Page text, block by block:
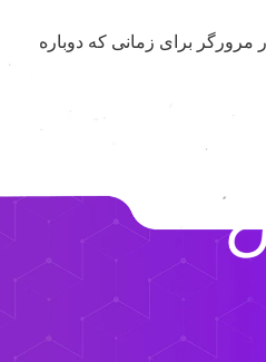
برای زمانی که دوباره